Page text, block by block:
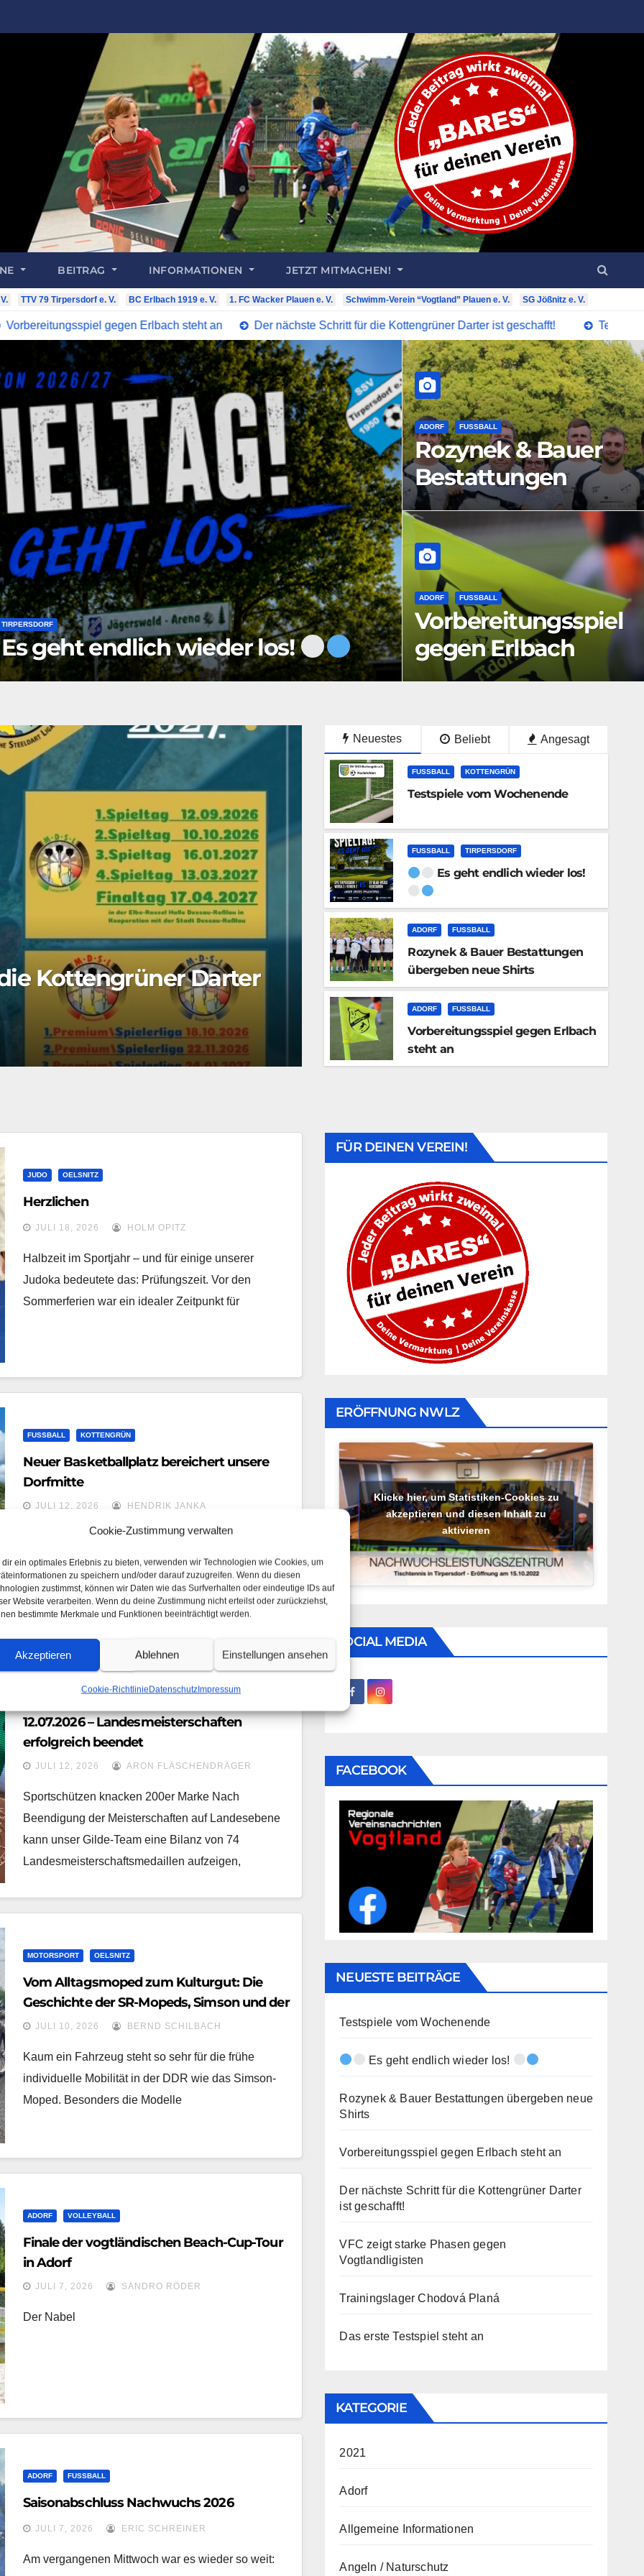
Cookie-Zustimmung verwalten
dir ein optimales Erlebnis zu bieten, verwenden wir Technologien wie Cookies, um
zu speichern und/oder darauf zuzugreifen. Wenn du diesen
zustimmst, können wir Daten wie das Surfverhalten oder eindeutige IDs auf
Website verarbeiten. Wenn du deine Zustimmung nicht erteilst oder zurückziehst,
bestimmte Merkmale und Funktionen beeinträchtigt werden.
Akzeptieren Ablehnen Einstellungen ansehen
Cookie-RichtlinieDatenschutzImpressum
BEITRAG INFORMATIONEN JETZT MITMACHEN!
TTV 79 Tirpersdorf e. V. BC Erlbach 1919 e. V. 1. FC Wacker Plauen e. V. Schwimm-Verein “Vogtland” Plauen e. V. SG Jößnitz e. V.
gegen Erlbach steht an Der nächste Schritt für die Kottengrüner Darter ist geschafft! Testspiele vom
TIRPERSDORF
geht endlich wieder los!
ADORF FUSSBALL
Rozynek & Bauer
Bestattungen
übergeben neue
Shirts
ADORF FUSSBALL
Vorbereitungsspiel
gegen Erlbach
steht an
gegen Vogtlandligisten
FUSSBALL KOTTENGRÜN
Trainingslager Chodová
JULI 30, 2026
Neuestes Beliebt Angesagt
FUSSBALL KOTTENGRÜN
Testspiele vom Wochenende
FUSSBALL TIRPERSDORF
Es geht endlich wieder los!
ADORF FUSSBALL
Rozynek & Bauer Bestattungen
übergeben neue Shirts
ADORF FUSSBALL
Vorbereitungsspiel gegen Erlbach
steht an
JUDO OELSNITZ
Herzlichen
JULI 18, 2026 HOLM OPITZ
Halbzeit im Sportjahr – und für einige unserer
Judoka bedeutete das: Prüfungszeit. Vor den
Sommerferien war ein idealer Zeitpunkt für
FUSSBALL KOTTENGRÜN
Neuer Basketballplatz bereichert unsere
Dorfmitte
JULI 12, 2026 HENDRIK JANKA
Der Förderverein für Sport und Jugendarbeit in
Kottenfrün e.V. freut sich, einen weiteren wichtigen
Beitrag zur Aufwertung unseres Dorfes geleistet
SPORTSCHIESSEN
12.07.2026 – Landesmeisterschaften
erfolgreich beendet
JULI 12, 2026 ARON FLÄSCHENDRÄGER
Sportschützen knacken 200er Marke Nach
Beendigung der Meisterschaften auf Landesebene
kann unser Gilde-Team eine Bilanz von 74
Landesmeisterschaftsmedaillen aufzeigen,
MOTORSPORT OELSNITZ
Vom Alltagsmoped zum Kulturgut: Die
Geschichte der SR-Mopeds, Simson und der
SR-Team-Weltmeisterschaft
JULI 10, 2026 BERND SCHILBACH
Kaum ein Fahrzeug steht so sehr für die frühe
individuelle Mobilität in der DDR wie das Simson-
Moped. Besonders die Modelle
ADORF VOLLEYBALL
Finale der vogtländischen Beach-Cup-Tour
in Adorf
JULI 7, 2026 SANDRO RÖDER
Der Nabel
ADORF FUSSBALL
Saisonabschluss Nachwuchs 2026
JULI 7, 2026 ERIC SCHREINER
Am vergangenen Mittwoch war es wieder so weit:
FÜR DEINEN VEREIN!
ERÖFFNUNG NWLZ
Klicke hier, um Statistiken-Cookies zu
akzeptieren und diesen Inhalt zu
aktivieren
SOCIAL MEDIA
FACEBOOK
NEUESTE BEITRÄGE
Testspiele vom Wochenende
Es geht endlich wieder los!
Rozynek & Bauer Bestattungen übergeben neue
Shirts
Vorbereitungsspiel gegen Erlbach steht an
Der nächste Schritt für die Kottengrüner Darter
ist geschafft!
VFC zeigt starke Phasen gegen
Vogtlandligisten
Trainingslager Chodová Planá
Das erste Testspiel steht an
KATEGORIE
2021
Adorf
Allgemeine Informationen
Angeln / Naturschutz